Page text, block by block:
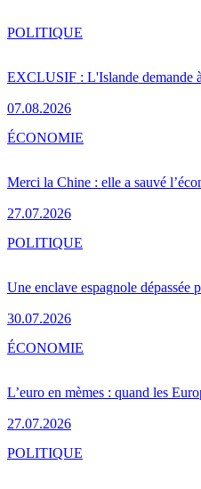
EXCLUSIF : L'Islande demande
07.08.2026
POLITIQUE
Merci la Chine : elle a sauvé
27.07.2026
ÉCONOMIE
Une enclave espagnole
30.07.2026
POLITIQUE
L’euro en mèmes : quand les
27.07.2026
ÉCONOMIE
POLITIQUE